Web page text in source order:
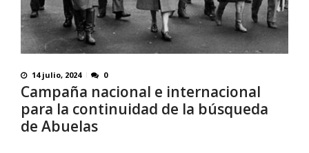
14 julio, 2024 0
Campaña nacional e internacional
para la continuidad de la búsqueda
de Abuelas